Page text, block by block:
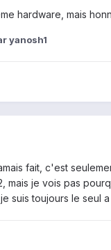
hardware, mais
yanosh1
fait, c'est
mais je vois pas
suis toujours le seul